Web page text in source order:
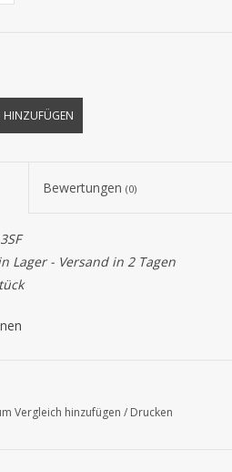
HINZUFÜGEN
Bewertungen (0)
Lager - Versand in 2 Tagen
Vergleich hinzufügen / Drucken